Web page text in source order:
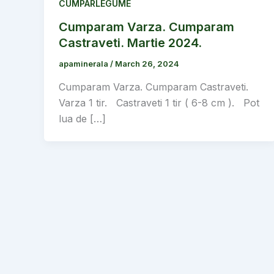
CUMPARLEGUME
Cumparam Varza. Cumparam
Castraveti. Martie 2024.
apaminerala / March 26, 2024
Cumparam Varza. Cumparam Castraveti.
Varza 1 tir. Castraveti 1 tir ( 6-8 cm ). Pot
lua de […]